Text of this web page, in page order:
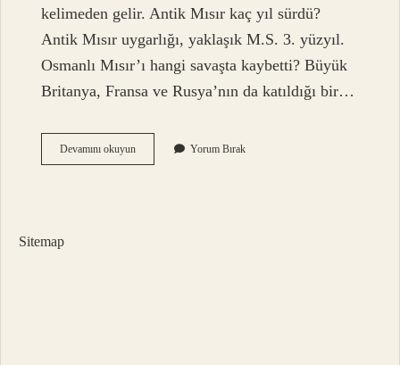
kelimeden gelir. Antik Mısır kaç yıl sürdü?
Antik Mısır uygarlığı, yaklaşık M.S. 3. yüzyıl.
Osmanlı Mısır’ı hangi savaşta kaybetti? Büyük
Britanya, Fransa ve Rusya’nın da katıldığı bir…
Devamını okuyunMısır
Avrupaya
Yorum Bırak
Sitemap